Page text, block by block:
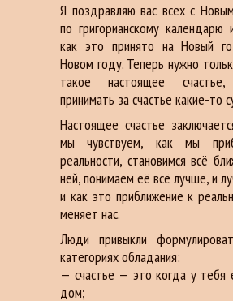
Я поздравляю вас всех с
по григорианскому
как это принято на Новый
Новом году. Теперь нужно
такое настоящее
принимать за счастье какие-то
Настоящее счастье
мы чувствуем, как мы
реальности, становимся всё
ней, понимаем её всё лучше, и
и как это приближение к
меняет нас.
Люди привыкли
категориях обладания:
— счастье — это когда у тебя
дом;